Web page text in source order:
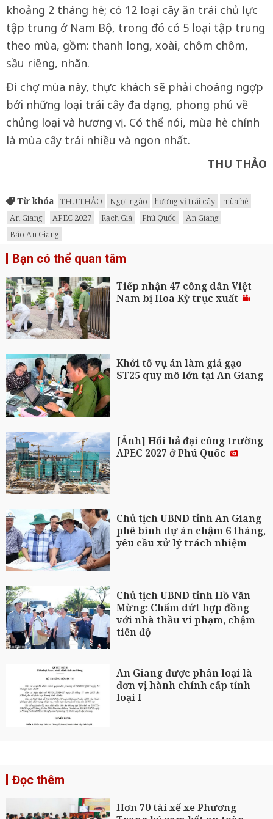
khoảng 2 tháng hè; có 12 loại cây ăn trái chủ lực
tập trung ở Nam Bộ, trong đó có 5 loại tập trung
theo mùa, gồm: thanh long, xoài, chôm chôm,
sầu riêng, nhãn.
Đi chợ mùa này, thực khách sẽ phải choáng ngợp
bởi những loại trái cây đa dạng, phong phú về
chủng loại và hương vị. Có thể nói, mùa hè chính
là mùa cây trái nhiều và ngon nhất.
THU THẢO
Từ khóa THU THẢO Ngọt ngào hương vị trái cây
mùa hè
An Giang
APEC 2027 Rạch Giá Phú Quốc
An Giang
Báo An Giang
Bạn có thể quan tâm
Tiếp nhận 47 công dân Việt
Nam bị Hoa Kỳ trục xuất
Khởi tố vụ án làm giả gạo
ST25 quy mô lớn tại An Giang
[Ảnh] Hối hả đại công trường
APEC 2027 ở Phú Quốc
Chủ tịch UBND tỉnh An Giang
phê bình dự án chậm 6 tháng,
yêu cầu xử lý trách nhiệm
Chủ tịch UBND tỉnh Hồ Văn
Mừng: Chấm dứt hợp đồng
với nhà thầu vi phạm, chậm
tiến độ
An Giang được phân loại là
đơn vị hành chính cấp tỉnh
loại I
Đọc thêm
Hơn 70 tài xế xe Phương